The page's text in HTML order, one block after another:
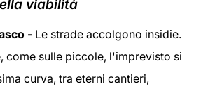
viabilità
- Le strade accolgono insidie.
come sulle piccole, l'imprevisto si
curva, tra eterni cantieri,